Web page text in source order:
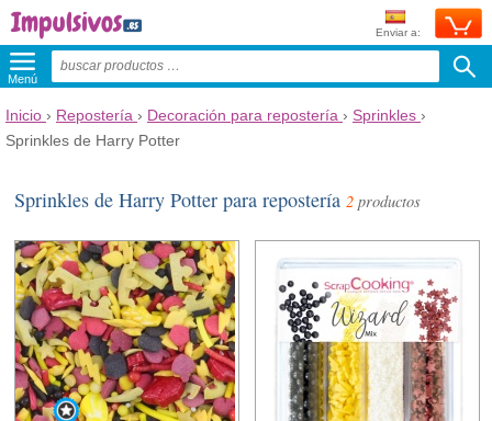
Enviar a:
Menú
Inicio › Repostería › Decoración para repostería › Sprinkles ›
Sprinkles de Harry Potter
Sprinkles de Harry Potter para repostería2 productos